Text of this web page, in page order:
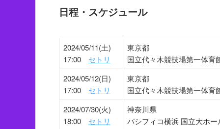
日程・スケジュール
2024/05/11(土)
17:00 セトリ
東京都
国立代々木競技場第一体育
2024/05/12(日)
17:00 セトリ
東京都
国立代々木競技場第一体育
2024/07/30(火)
18:00 セトリ
神奈川県
パシフィコ横浜 国立大ホー